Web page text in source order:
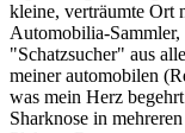
kleine, verträumte Ort
Automobilia-Sammler,
"Schatzsucher" aus
meiner automobilen
was mein Herz
Sharknose in